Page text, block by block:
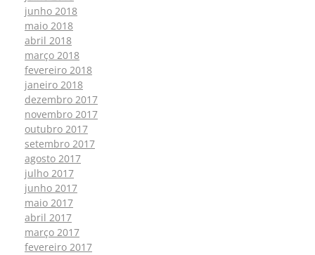
junho 2018
maio 2018
abril 2018
março 2018
fevereiro 2018
janeiro 2018
dezembro 2017
novembro 2017
outubro 2017
setembro 2017
agosto 2017
julho 2017
junho 2017
maio 2017
abril 2017
março 2017
fevereiro 2017